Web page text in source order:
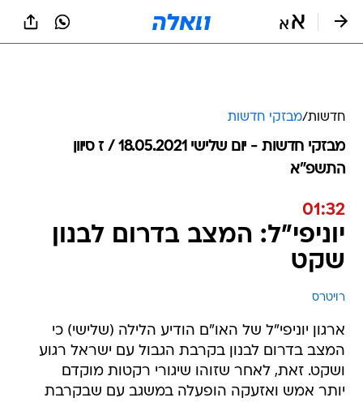
חדשות/מבזקי חדשות
מבזקי חדשות - יום שלישי 18.05.2021 / ז סיוון
התשפ"א
01:32
יוניפי"ל: המצב בדרום לבנון
שקט
רויטרס
ארגון יוניפי"ל של האו"ם הודיע הלילה (שלישי) כי
המצב בדרום לבנון בקרבת הגבול עם ישראל רגוע
ושקט. זאת, לאחר שזוהו שיגורי רקטות מוקדם
יותר אמש ואזעקה הופעלה במשגב עם שבקרבת